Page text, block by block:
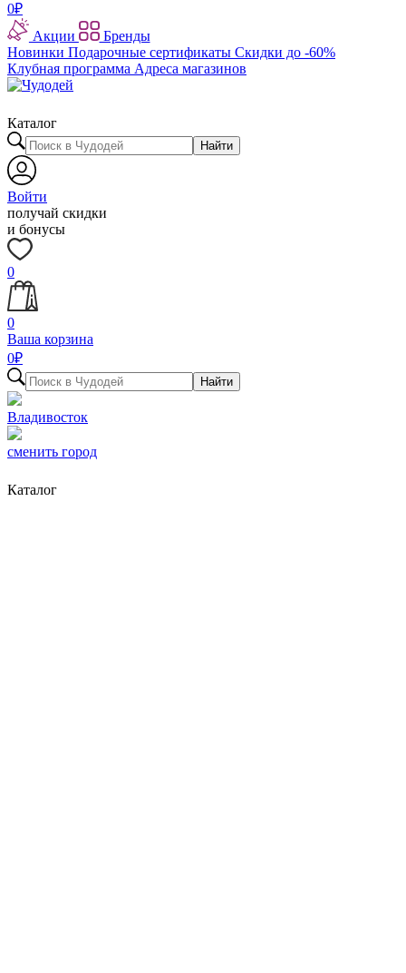
0₽
Акции
Бренды
Новинки Подарочные сертификаты Скидки до -60%
Клубная программа Адреса магазинов
Каталог
Найти
Войти
получай скидки
и бонусы
0
0
Ваша корзина
0₽
Найти
Владивосток
сменить город
Каталог